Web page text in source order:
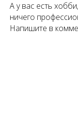
А у вас есть
ничего
Напишите в